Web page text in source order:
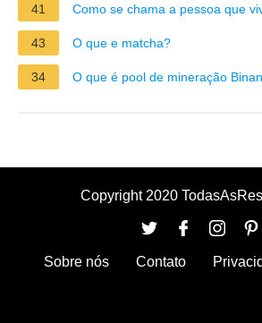
41 Como se chama a pessoa que
43 O que e matcha?
34 O que é pool de mineração
Copyright 2020
Sobre nós Contato